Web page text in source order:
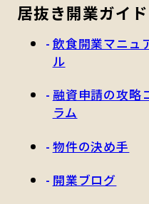
居抜き開業ガイド
飲食開業マニュ
ル
融資申請の攻略
ラム
物件の決め手
開業ブログ